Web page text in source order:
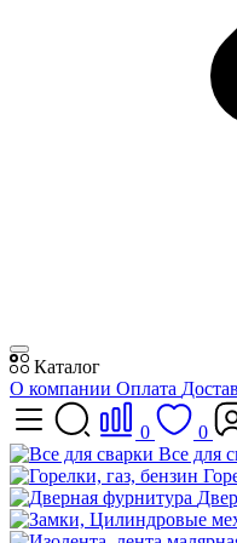
Каталог
О компании Оплата
0 0
Все для